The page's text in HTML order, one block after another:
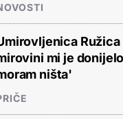
mi je
ništa'